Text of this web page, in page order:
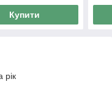
Купити
рік